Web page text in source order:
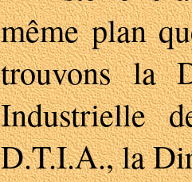
même plan
trouvons la
Industrielle
D.T.I.A., la